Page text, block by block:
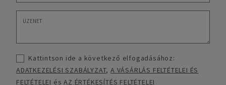
Kattintson ide a következő elfogadásához:
ADATKEZELÉSI SZABÁLYZAT,A VÁSÁRLÁS FELTÉTELEI ÉS
FELTÉTELEI ésAZ ÉRTÉKESÍTÉS FELTÉTELEI